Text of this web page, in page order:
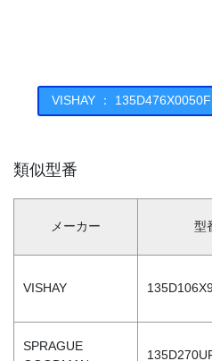
VISHAY ：
類似型番
メーカー 型
VISHAY
SPRAGUE